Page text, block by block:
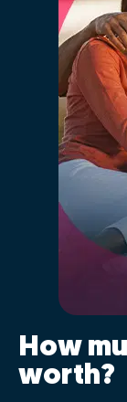
How
worth?